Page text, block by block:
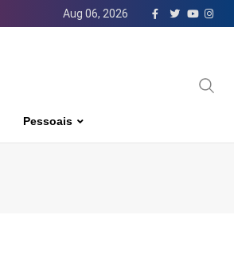
Aug 06, 2026
Pessoais